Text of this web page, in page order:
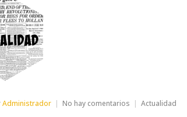
Administrador No hay comentarios en Actualidad